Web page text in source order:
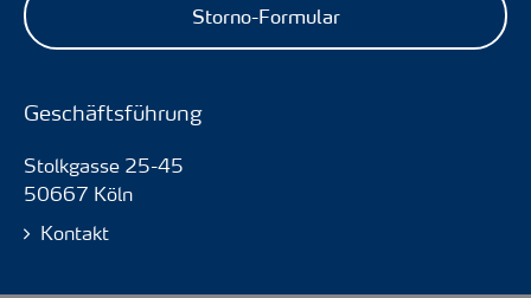
Storno-Formular
Geschäftsführung
Stolkgasse 25-45
50667 Köln
Kontakt